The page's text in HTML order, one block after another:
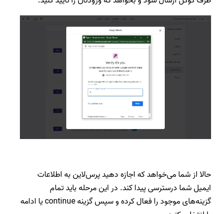
حالا از شما می‌خواهد که اجازه دهید پرس‌لاین به اطلاعات
ایمیل شما درسترسی پیدا کند. در این مرحله باید تمام
گزینه‌های موجود را فعال کرده و سپس گزینه continue یا ادامه